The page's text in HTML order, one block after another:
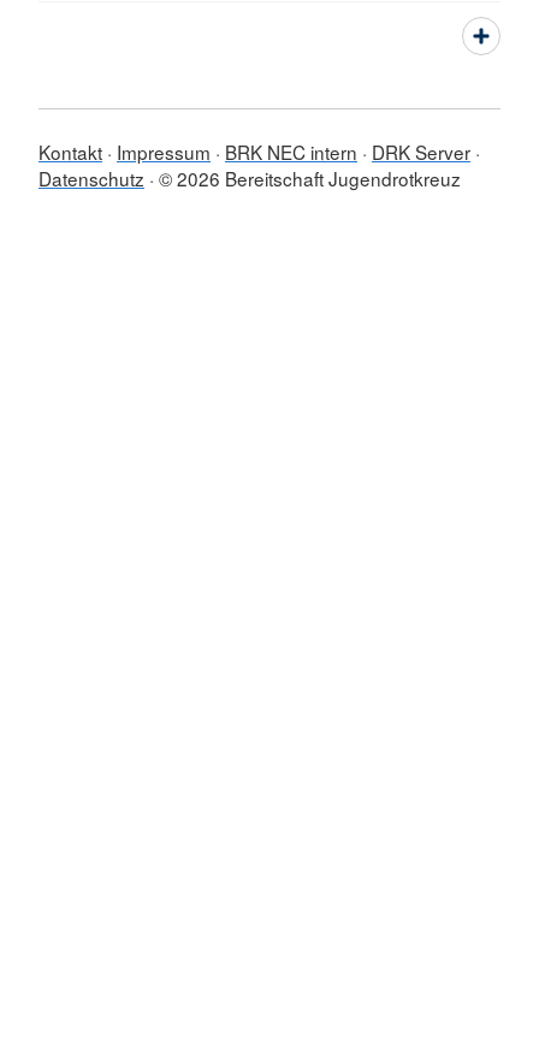
Kontakt Impressum BRK NEC intern
DRK Server
Datenschutz © 2026 Bereitschaft Jugendrotkreuz